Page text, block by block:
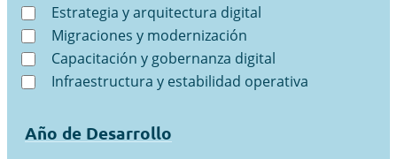
Estrategia y arquitectura digital
Migraciones y modernización
Capacitación y gobernanza digital
Infraestructura y estabilidad operativa
Año de Desarrollo